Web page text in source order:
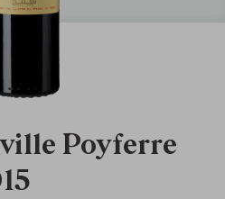
Poyferre